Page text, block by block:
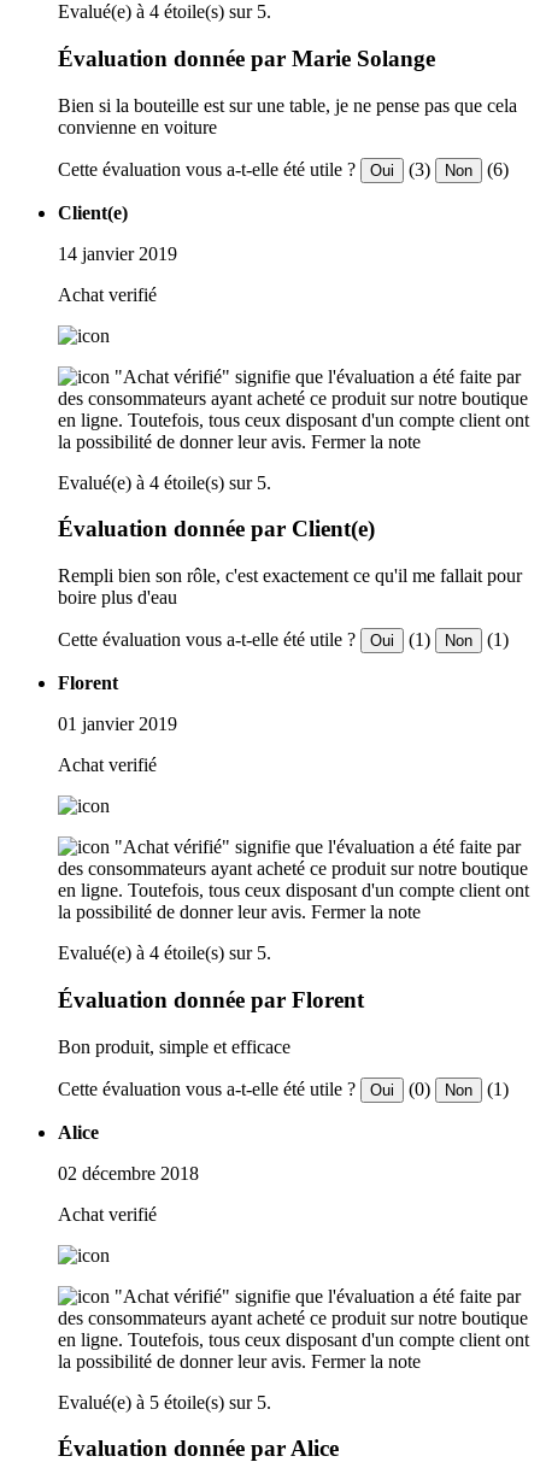
Evalué(e) à 4 étoile(s) sur 5.
Évaluation donnée par Marie Solange
Bien si la bouteille est sur une table, je ne pense pas que cela
convienne en voiture
Cette évaluation vous a-t-elle été utile ? Oui (3) Non (6)
Client(e)
14 janvier 2019
Achat verifié
"Achat vérifié" signifie que l'évaluation a été faite par
des consommateurs ayant acheté ce produit sur notre boutique
en ligne. Toutefois, tous ceux disposant d'un compte client ont
la possibilité de donner leur avis. Fermer la note
Evalué(e) à 4 étoile(s) sur 5.
Évaluation donnée par Client(e)
Rempli bien son rôle, c'est exactement ce qu'il me fallait pour
boire plus d'eau
Cette évaluation vous a-t-elle été utile ? Oui (1) Non (1)
Florent
01 janvier 2019
Achat verifié
"Achat vérifié" signifie que l'évaluation a été faite par
des consommateurs ayant acheté ce produit sur notre boutique
en ligne. Toutefois, tous ceux disposant d'un compte client ont
la possibilité de donner leur avis. Fermer la note
Evalué(e) à 4 étoile(s) sur 5.
Évaluation donnée par Florent
Bon produit, simple et efficace
Cette évaluation vous a-t-elle été utile ? Oui (0) Non (1)
Alice
02 décembre 2018
Achat verifié
"Achat vérifié" signifie que l'évaluation a été faite par
des consommateurs ayant acheté ce produit sur notre boutique
en ligne. Toutefois, tous ceux disposant d'un compte client ont
la possibilité de donner leur avis. Fermer la note
Evalué(e) à 5 étoile(s) sur 5.
Évaluation donnée par Alice